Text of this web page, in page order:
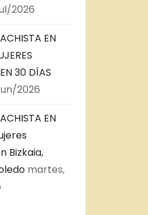
2026
EN
30 DÍAS
2026
EN
Bizkaia,
martes,